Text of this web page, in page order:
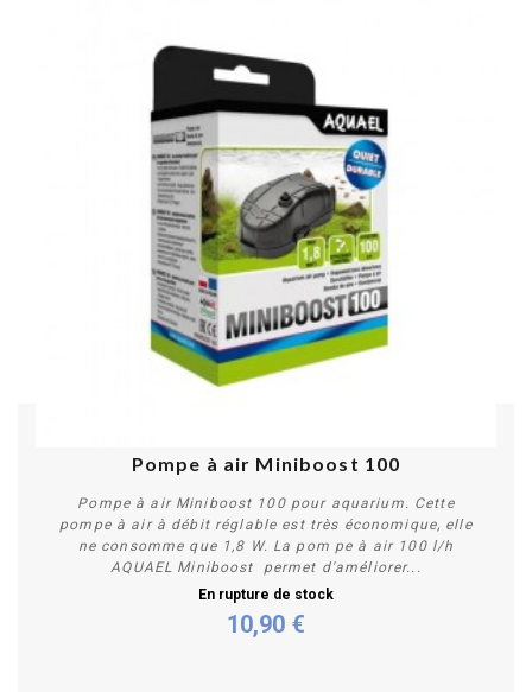
Pompe à air Miniboost 100
Pompe à air Miniboost 100 pour aquarium. Cette
pompe à air à débit réglable est très économique, elle
ne consomme que 1,8 W. La pom pe à air 100 l/h
AQUAEL Miniboost permet d'améliorer...
En rupture de stock
10,90 €